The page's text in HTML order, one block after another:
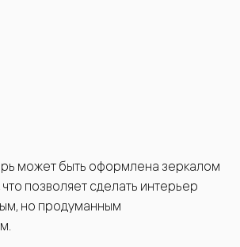
может быть оформлена зеркалом
позволяет сделать интерьер
но продуманным